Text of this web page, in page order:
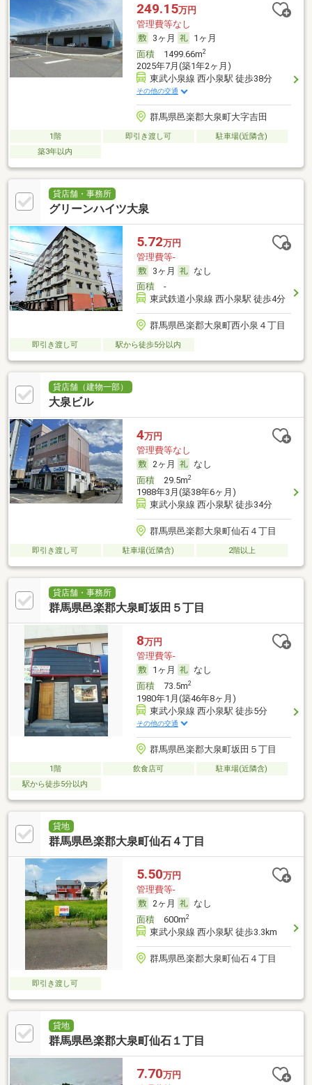
249.15万円
管理費等なし
3ヶ月
1ヶ月
面積1499.66m2
2025年7月(築1年2ヶ月)
東武小泉線 西小泉駅 徒歩38分
その他の交通
群馬県邑楽郡大泉町大字吉田
1階 即引き渡し可
駐車場(近隣含)
築3年以内
貸店舗・事務所
グリーンハイツ大泉
5.72万円
管理費等-
3ヶ月
なし
面積-
東武鉄道小泉線 西小泉駅 徒歩4分
群馬県邑楽郡大泉町西小泉４丁目
即引き渡し可 駅から徒歩5分以内
貸店舗（建物一部）
大泉ビル
4万円
管理費等なし
2ヶ月
なし
面積29.5m2
1988年3月(築38年6ヶ月)
東武小泉線 西小泉駅 徒歩34分
群馬県邑楽郡大泉町仙石４丁目
即引き渡し可 駐車場(近隣含) 2階以上
貸店舗・事務所
群馬県邑楽郡大泉町坂田５丁目
8万円
管理費等-
1ヶ月
なし
面積73.5m2
1980年1月(築46年8ヶ月)
東武小泉線 西小泉駅 徒歩5分
その他の交通
群馬県邑楽郡大泉町坂田５丁目
1階 飲食店可
駐車場(近隣含)
駅から徒歩5分以内
貸地
群馬県邑楽郡大泉町仙石４丁目
5.50万円
管理費等-
2ヶ月
なし
面積600m2
東武小泉線 西小泉駅 徒歩3.3km
群馬県邑楽郡大泉町仙石４丁目
即引き渡し可
貸地
群馬県邑楽郡大泉町仙石１丁目
7.70万円